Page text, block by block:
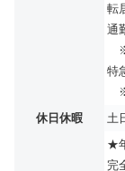
転
通
※
特
※
休日休暇
土
★
完